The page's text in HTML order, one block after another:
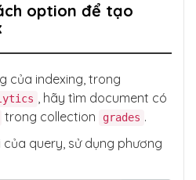
option để tạo
của indexing, trong
, hãy tìm document có
trong collection grades .
query, sử dụng phương